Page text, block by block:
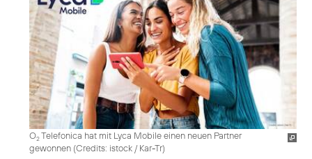
O2Telefonica hat mit Lyca Mobile einen neuen Partner
gewonnen (Credits: istock / Kar-Tr)